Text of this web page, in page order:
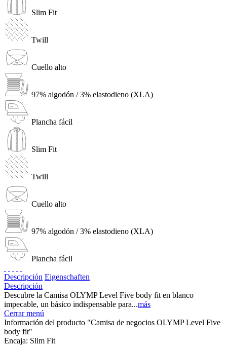
Slim Fit
Twill
Cuello alto
97% algodón / 3% elastodieno (XLA)
Plancha fácil
Slim Fit
Twill
Cuello alto
97% algodón / 3% elastodieno (XLA)
Plancha fácil
Descripción Eigenschaften
Descripción
Descubre la Camisa OLYMP Level Five body fit en blanco
impecable, un básico indispensable para...más
Cerrar menú
Información del producto "Camisa de negocios OLYMP Level Five
body fit"
Encaja: Slim Fit